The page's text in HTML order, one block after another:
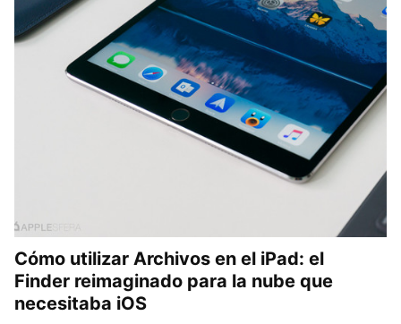
Cómo utilizar Archivos en el iPad: el
Finder reimaginado para la nube que
necesitaba iOS